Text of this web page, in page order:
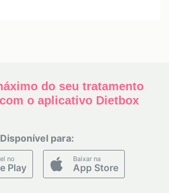
do seu tratamento
o aplicativo Dietbox
Disponível para:
no
Play
Baixar na
App Store